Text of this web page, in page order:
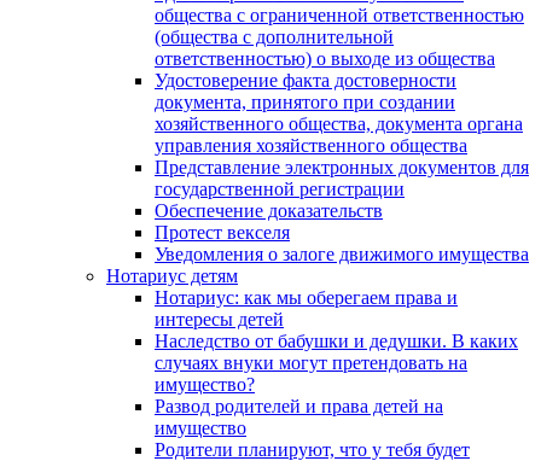
общества с ограниченной ответственностью
(общества с дополнительной
ответственностью) о выходе из общества
Удостоверение факта достоверности
документа, принятого при создании
хозяйственного общества, документа органа
управления хозяйственного общества
Представление электронных документов для
государственной регистрации
Обеспечение доказательств
Протест векселя
Уведомления о залоге движимого имущества
Нотариус детям
Нотариус: как мы оберегаем права и
интересы детей
Наследство от бабушки и дедушки. В каких
случаях внуки могут претендовать на
имущество?
Развод родителей и права детей на
имущество
Родители планируют, что у тебя будет